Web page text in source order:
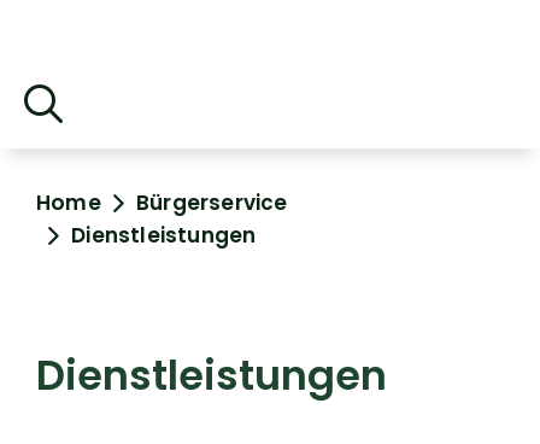
Home
Bürgerservice
Dienstleistungen
Dienstleistungen